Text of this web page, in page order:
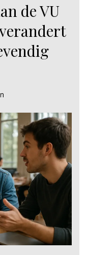
de VU